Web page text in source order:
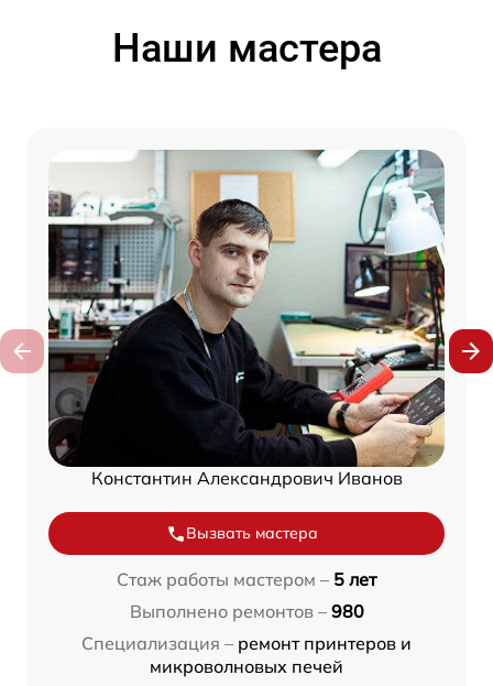
Наши мастера
Константин Александрович Иванов
Вызвать мастера
Стаж работы мастером – 5 лет
Выполнено ремонтов – 980
Специализация – ремонт принтеров и
микроволновых печей